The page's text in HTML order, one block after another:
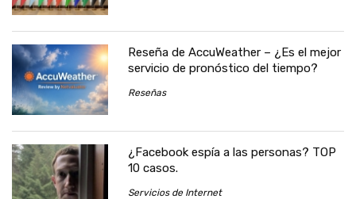
Reseña de AccuWeather – ¿Es el mejor
servicio de pronóstico del tiempo?
Reseñas
¿Facebook espía a las personas? TOP
10 casos.
Servicios de Internet